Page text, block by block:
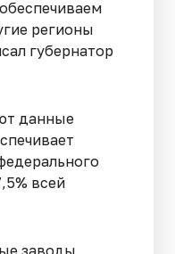
регионы
губернатор
данные
всей